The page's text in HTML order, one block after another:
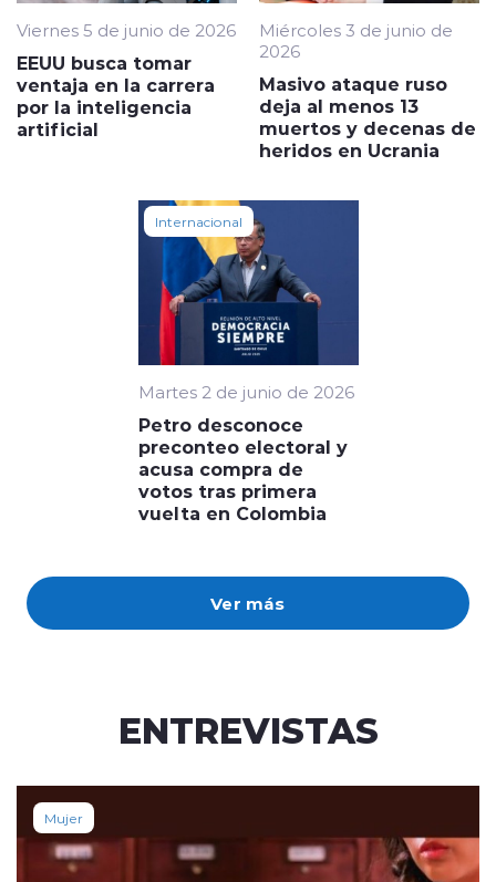
Ver más
Viernes 5 de junio de 2026
EEUU busca tomar
ventaja en la carrera
por la inteligencia
artificial
Miércoles 3 de junio de
2026
Masivo ataque ruso
deja al menos 13
muertos y decenas de
heridos en Ucrania
Internacional
Martes 2 de junio de 2026
Petro desconoce
preconteo electoral y
acusa compra de
votos tras primera
vuelta en Colombia
ENTREVISTAS
Mujer